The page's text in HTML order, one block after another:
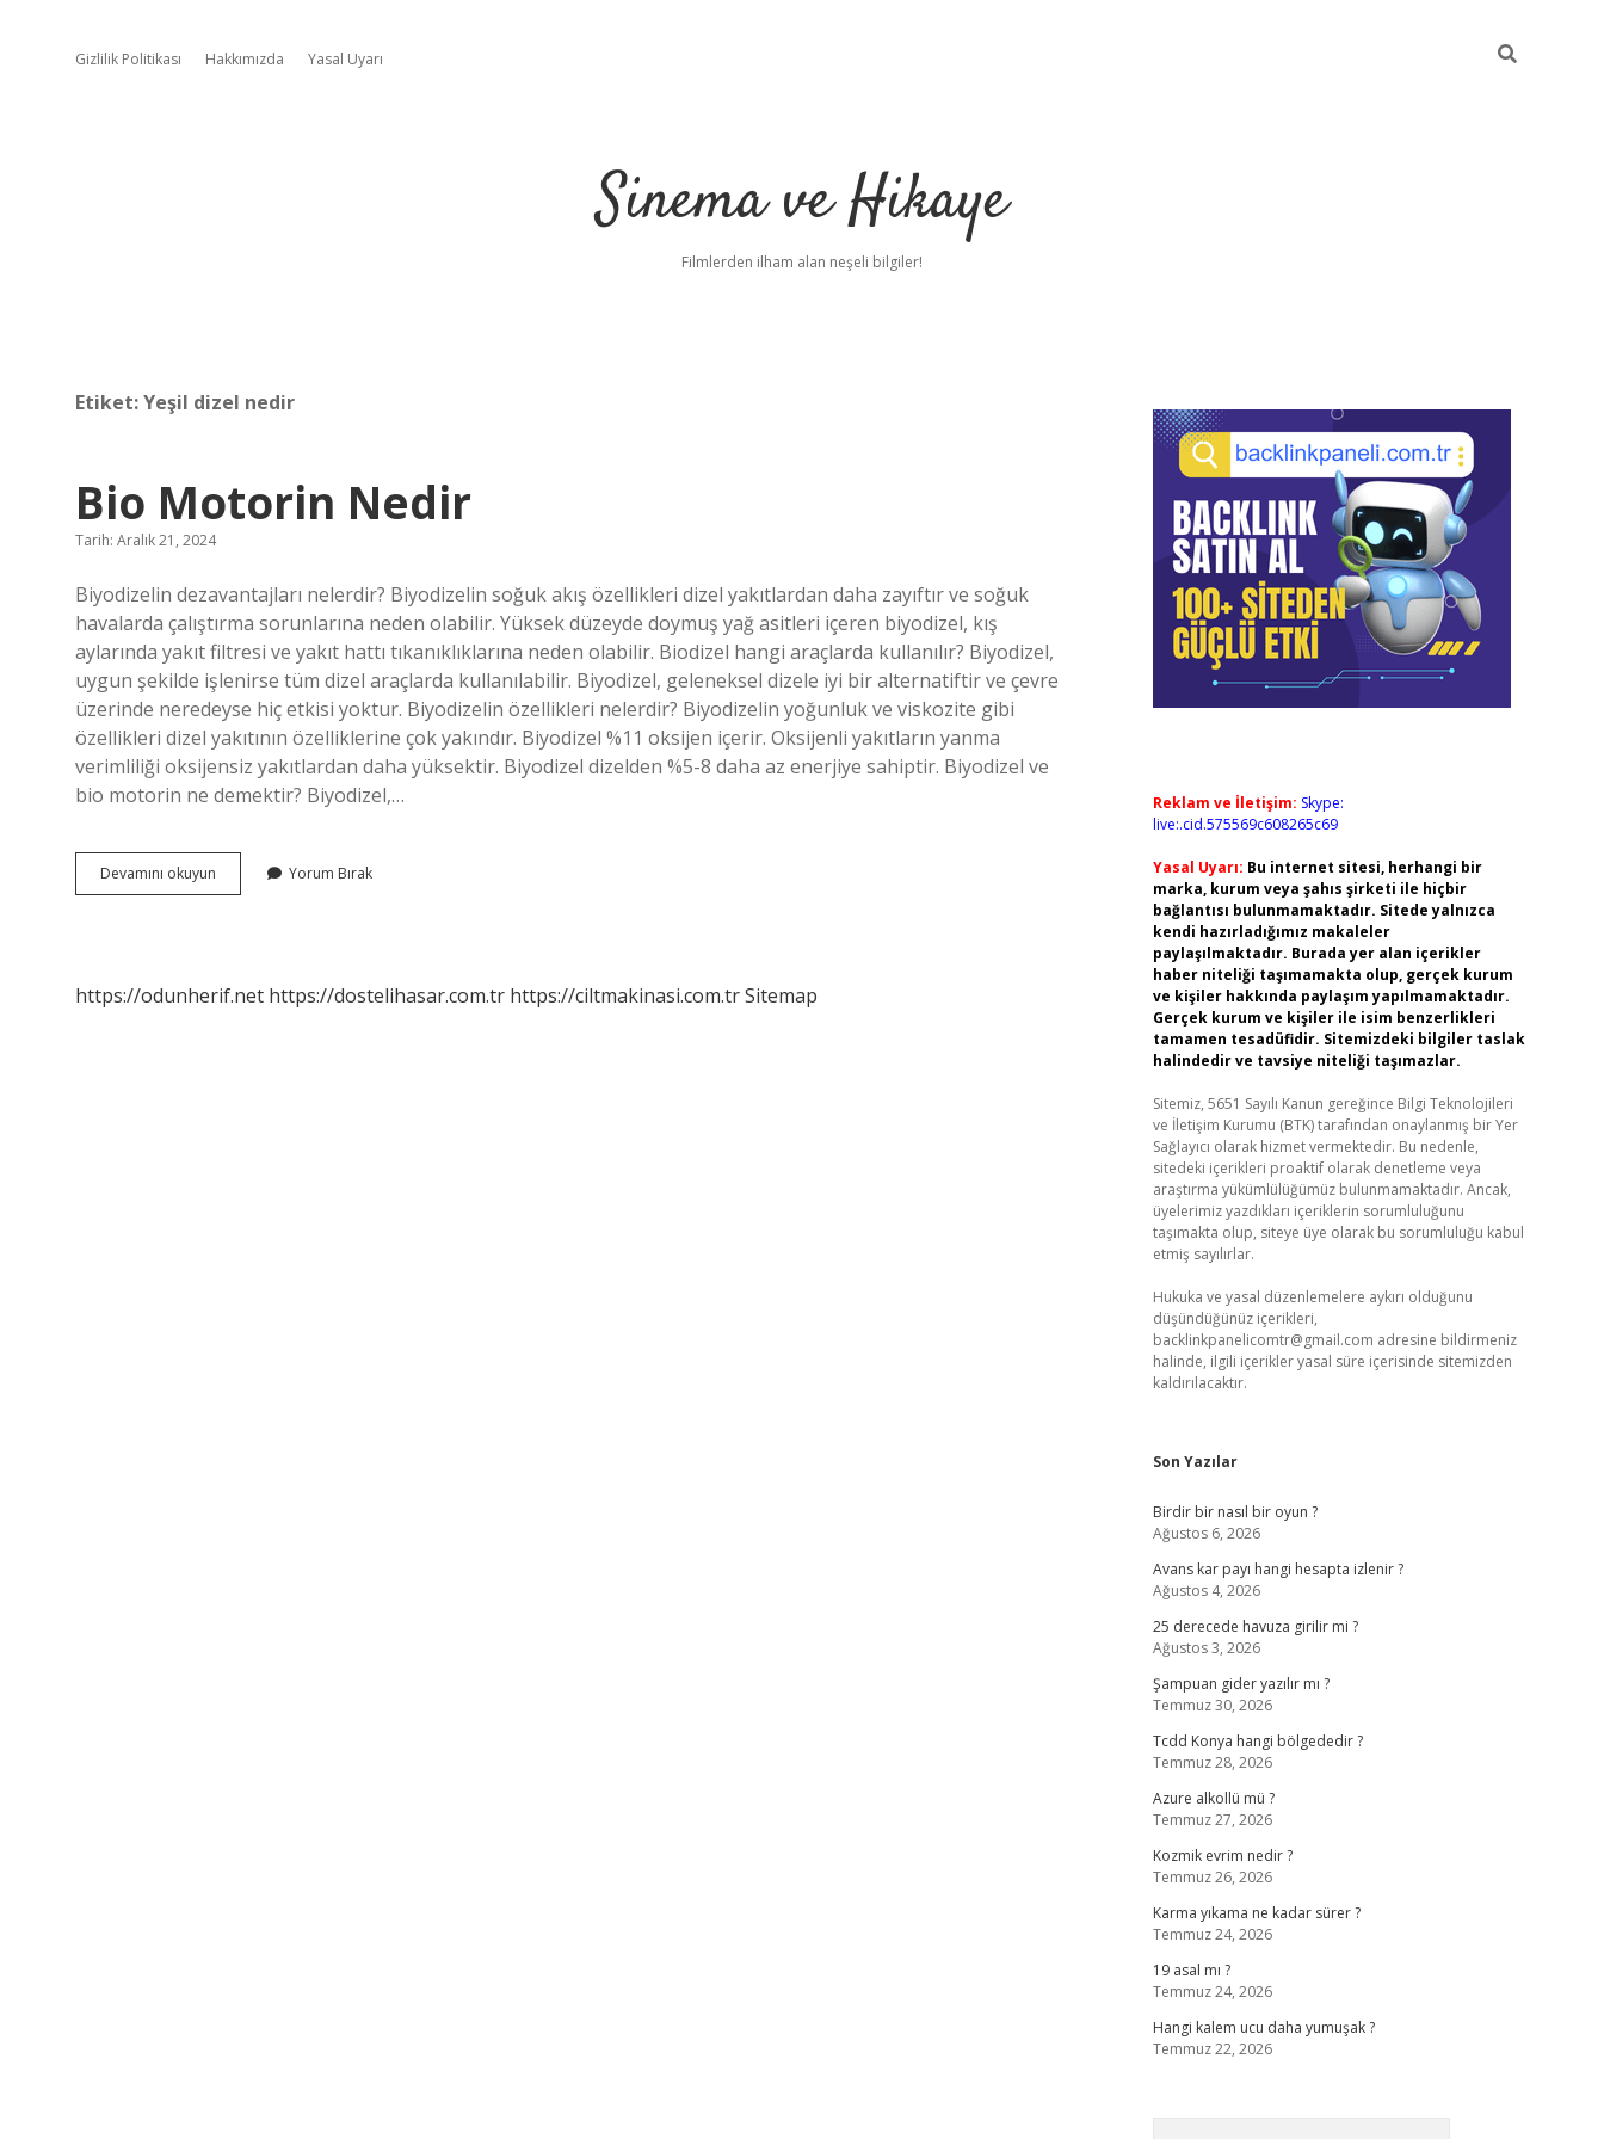
Gizlilik Politikası Hakkımızda Yasal Uyarı
Sinema ve Hikaye
Filmlerden ilham alan neşeli bilgiler!
Etiket:Yeşil dizel nedir
Bio Motorin Nedir
Tarih: Aralık 21, 2024
Biyodizelin dezavantajları nelerdir? Biyodizelin soğuk akış özellikleri dizel yakıtlardan daha zayıftır ve soğuk
havalarda çalıştırma sorunlarına neden olabilir. Yüksek düzeyde doymuş yağ asitleri içeren biyodizel, kış
aylarında yakıt filtresi ve yakıt hattı tıkanıklıklarına neden olabilir. Biodizel hangi araçlarda kullanılır? Biyodizel,
uygun şekilde işlenirse tüm dizel araçlarda kullanılabilir. Biyodizel, geleneksel dizele iyi bir alternatiftir ve çevre
üzerinde neredeyse hiç etkisi yoktur. Biyodizelin özellikleri nelerdir? Biyodizelin yoğunluk ve viskozite gibi
özellikleri dizel yakıtının özelliklerine çok yakındır. Biyodizel %11 oksijen içerir. Oksijenli yakıtların yanma
verimliliği oksijensiz yakıtlardan daha yüksektir. Biyodizel dizelden %5-8 daha az enerjiye sahiptir. Biyodizel ve
bio motorin ne demektir? Biyodizel,…
Devamını okuyun
Motorin
Yorum Bırak
https://odunherif.net https://dostelihasar.com.tr https://ciltmakinasi.com.trSitemap
Sidebar
Reklam ve İletişim: Skype:
live:.cid.575569c608265c69
Yasal Uyarı: Bu internet sitesi, herhangi bir
marka, kurum veya şahıs şirketi ile hiçbir
bağlantısı bulunmamaktadır. Sitede yalnızca
kendi hazırladığımız makaleler
paylaşılmaktadır. Burada yer alan içerikler
haber niteliği taşımamakta olup, gerçek kurum
ve kişiler hakkında paylaşım yapılmamaktadır.
Gerçek kurum ve kişiler ile isim benzerlikleri
tamamen tesadüfidir. Sitemizdeki bilgiler taslak
halindedir ve tavsiye niteliği taşımazlar.
Sitemiz, 5651 Sayılı Kanun gereğince Bilgi Teknolojileri
ve İletişim Kurumu (BTK) tarafından onaylanmış bir Yer
Sağlayıcı olarak hizmet vermektedir. Bu nedenle,
sitedeki içerikleri proaktif olarak denetleme veya
araştırma yükümlülüğümüz bulunmamaktadır. Ancak,
üyelerimiz yazdıkları içeriklerin sorumluluğunu
taşımakta olup, siteye üye olarak bu sorumluluğu kabul
etmiş sayılırlar.
Hukuka ve yasal düzenlemelere aykırı olduğunu
düşündüğünüz içerikleri,
backlinkpanelicomtr@gmail.com adresine bildirmeniz
halinde, ilgili içerikler yasal süre içerisinde sitemizden
kaldırılacaktır.
Son Yazılar
Birdir bir nasıl bir oyun ?
Ağustos 6, 2026
Avans kar payı hangi hesapta izlenir ?
Ağustos 4, 2026
25 derecede havuza girilir mi ?
Ağustos 3, 2026
Şampuan gider yazılır mı ?
Temmuz 30, 2026
Tcdd Konya hangi bölgededir ?
Temmuz 28, 2026
Azure alkollü mü ?
Temmuz 27, 2026
Kozmik evrim nedir ?
Temmuz 26, 2026
Karma yıkama ne kadar sürer ?
Temmuz 24, 2026
19 asal mı ?
Temmuz 24, 2026
Hangi kalem ucu daha yumuşak ?
Temmuz 22, 2026